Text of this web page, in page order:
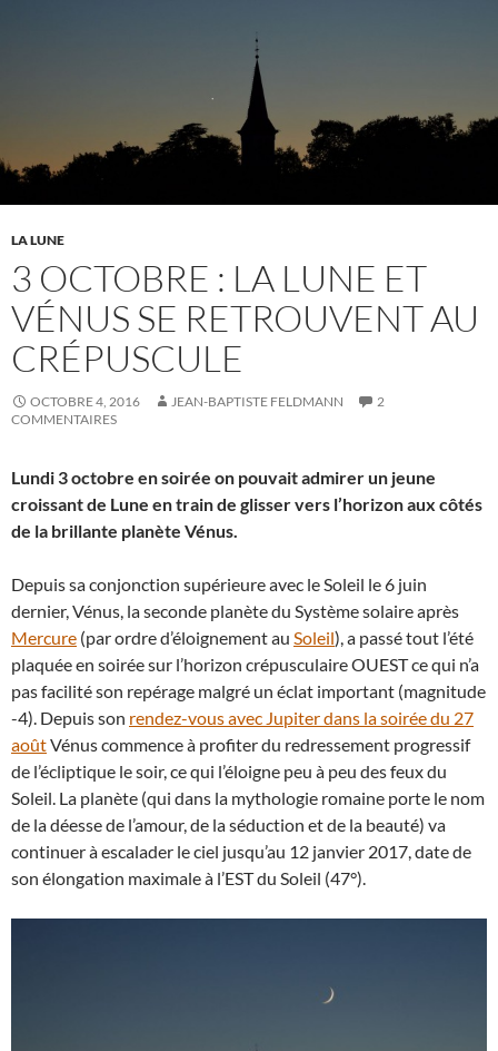
LA LUNE
3 OCTOBRE : LA LUNE ET
VÉNUS SE RETROUVENT AU
CRÉPUSCULE
OCTOBRE 4, 2016 JEAN-BAPTISTE FELDMANN
2
COMMENTAIRES
Lundi 3 octobre en soirée on pouvait admirer un jeune
croissant de Lune en train de glisser vers l’horizon aux côtés
de la brillante planète Vénus.
Depuis sa conjonction supérieure avec le Soleil le 6 juin
dernier, Vénus, la seconde planète du Système solaire après
Mercure (par ordre d’éloignement au Soleil), a passé tout l’été
plaquée en soirée sur l’horizon crépusculaire OUEST ce qui n’a
pas facilité son repérage malgré un éclat important (magnitude
-4). Depuis son rendez-vous avec Jupiter dans la soirée du 27
aoûtVénus commence à profiter du redressement progressif
de l’écliptique le soir, ce qui l’éloigne peu à peu des feux du
Soleil. La planète (qui dans la mythologie romaine porte le nom
de la déesse de l’amour, de la séduction et de la beauté) va
continuer à escalader le ciel jusqu’au 12 janvier 2017, date de
son élongation maximale à l’EST du Soleil (47°).